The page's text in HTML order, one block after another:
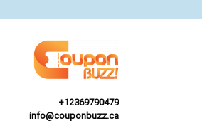
+12369790479
info@couponbuzz.ca